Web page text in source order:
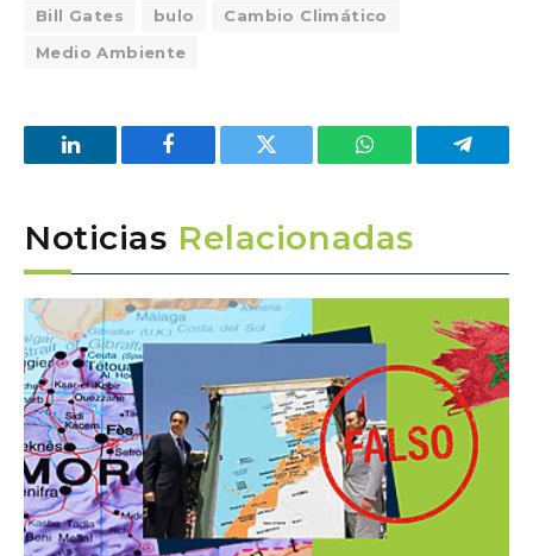
Bill Gates bulo
Cambio Climático
Medio Ambiente
LinkedIn Facebook Twitter WhatsApp
Noticias Relacionadas